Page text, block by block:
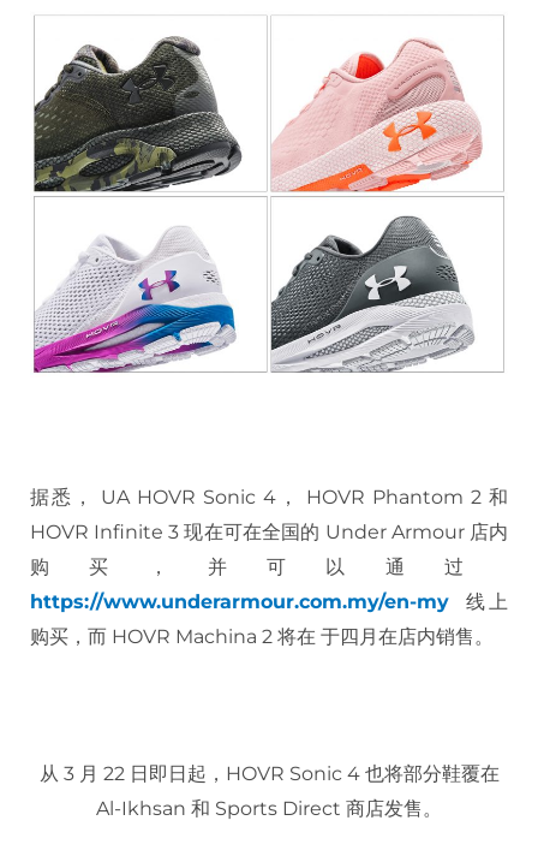
据悉， UA HOVR Sonic 4， HOVR Phantom 2 和
HOVR Infinite 3 现在可在全国的 Under Armour 店内
购买，并可以通过
https://www.underarmour.com.my/en-my
线上
购买，而 HOVR Machina 2 将在 于四月在店内销售。
从 3 月 22 日即日起，HOVR Sonic 4 也将部分鞋覆在
Al-Ikhsan 和 Sports Direct 商店发售。